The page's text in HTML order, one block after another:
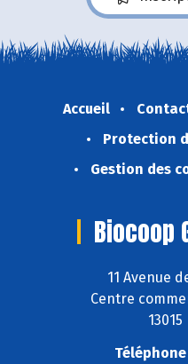
Accueil
Protection
Gestion des
Biocoop
11 Avenue
Centre
Téléphone